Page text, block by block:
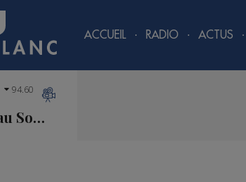
ACCUEIL RADIO ACTUS
La Musique au Sommet
94.60